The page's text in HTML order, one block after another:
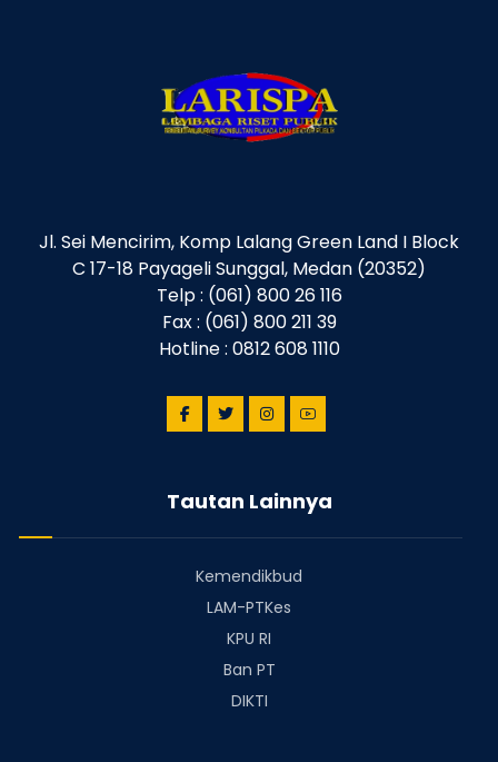
Jl. Sei Mencirim, Komp Lalang Green Land I Block
C 17-18 Payageli Sunggal, Medan (20352)
Telp : (061) 800 26 116
Fax : (061) 800 211 39
Hotline : 0812 608 1110
Tautan Lainnya
Kemendikbud
LAM-PTKes
KPU RI
Ban PT
DIKTI